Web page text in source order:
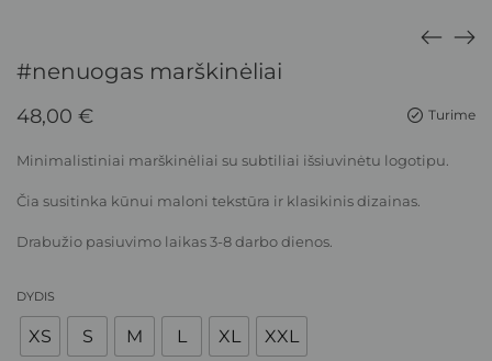
#nenuogas marškinėliai
Turime
48,00 €
Minimalistiniai marškinėliai su subtiliai išsiuvinėtu logotipu.
Čia susitinka kūnui maloni tekstūra ir klasikinis dizainas.
Drabužio pasiuvimo laikas 3-8 darbo dienos.
DYDIS
XS S M L XL XXL